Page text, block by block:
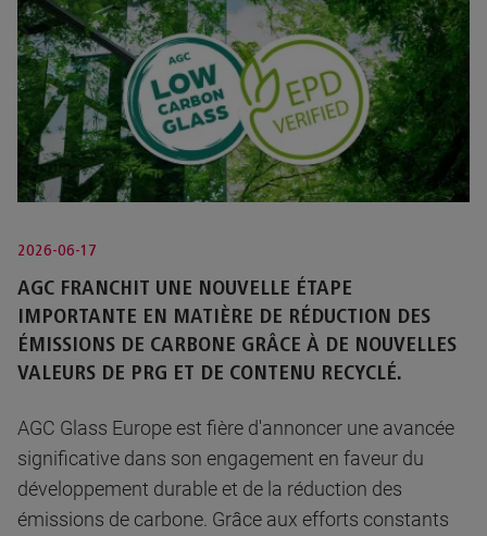
2026-06-17
AGC FRANCHIT UNE NOUVELLE ÉTAPE
IMPORTANTE EN MATIÈRE DE RÉDUCTION DES
ÉMISSIONS DE CARBONE GRÂCE À DE NOUVELLES
VALEURS DE PRG ET DE CONTENU RECYCLÉ.
AGC Glass Europe est fière d'annoncer une avancée
significative dans son engagement en faveur du
développement durable et de la réduction des
émissions de carbone. Grâce aux efforts constants